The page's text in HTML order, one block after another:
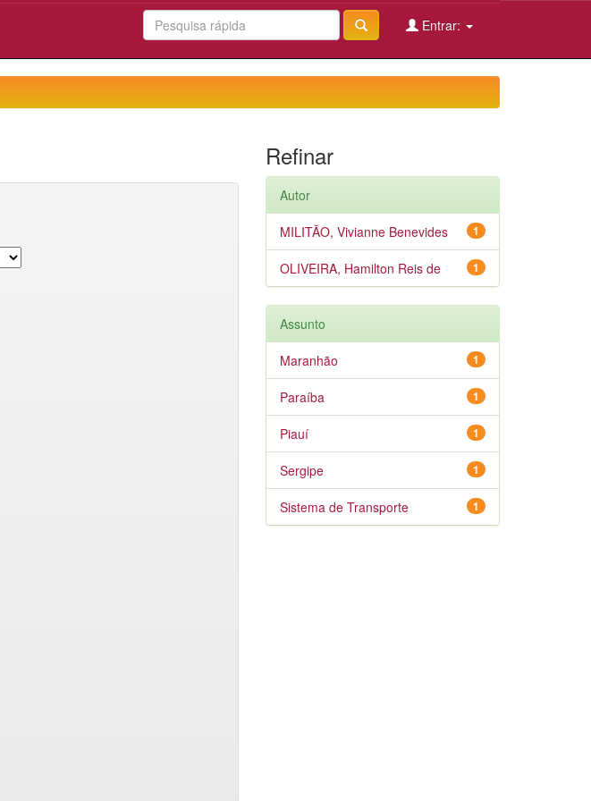
Entrar:
Refinar
Autor
1
MILITÃO, Vivianne Benevides
1
OLIVEIRA, Hamilton Reis de
Assunto
1
Maranhão
1
Paraíba
1
Piauí
1
Sergipe
1
Sistema de Transporte